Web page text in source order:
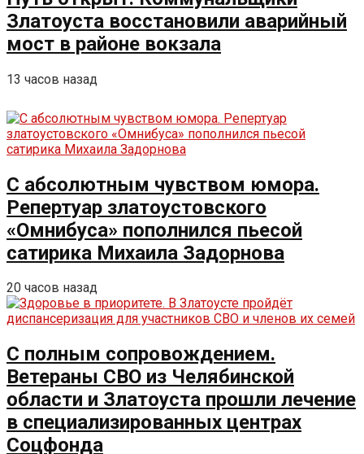
Златоуста восстановили аварийный
мост в районе вокзала
13 часов назад
С абсолютным чувством юмора.
Репертуар златоустовского
«Омнибуса» пополнился пьесой
сатирика Михаила Задорнова
20 часов назад
С полным сопровождением.
Ветераны СВО из Челябинской
области и Златоуста прошли лечение
в специализированных центрах
Соцфонда